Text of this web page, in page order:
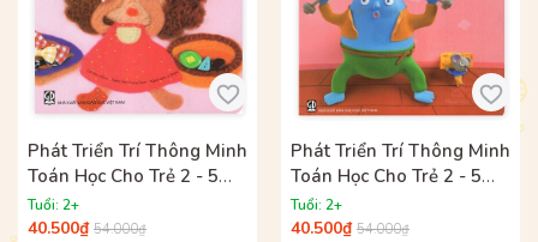
Phát Triển Trí Thông Minh
Toán Học Cho Trẻ 2 - 5
Tuổi - Tớ Sẽ Làm Búp Bê
Của Bạn
Tuổi: 2+
40.500₫ 54.000₫
Phát Triển Trí Thông Minh
Toán Học Cho Trẻ 2 - 5
Tuổi - Người Khổng Lồ Và
Chuột Con
Tuổi: 2+
40.500₫ 54.000₫